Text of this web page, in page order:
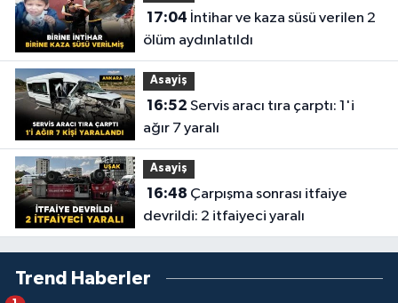
17:04
ölüm aydınlatıldı
Asayiş
16:52
ağır 7 yaralı
Asayiş
16:48
devrildi: 2 itfaiyeci yaralı
Trend Haberler